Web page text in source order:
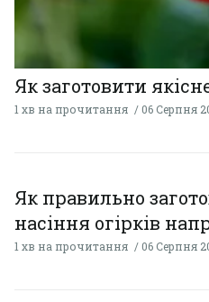
Як заготовити
1 хв на прочитання 06 Серпня
Як правильно
насіння огірків
1 хв на прочитання 06 Серпня